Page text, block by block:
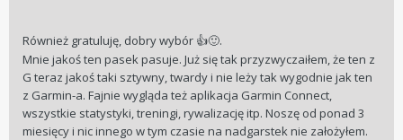
Również gratuluję, dobry wybór 👍🙂.
Mnie jakoś ten pasek pasuje. Już się tak przyzwyczaiłem, że ten z
G teraz jakoś taki sztywny, twardy i nie leży tak wygodnie jak ten
z Garmin-a. Fajnie wygląda też aplikacja Garmin Connect,
wszystkie statystyki, treningi, rywalizację itp. Noszę od ponad 3
miesięcy i nic innego w tym czasie na nadgarstek nie założyłem.